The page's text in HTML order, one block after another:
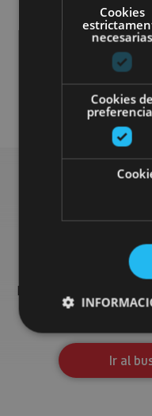
Encuentra planes y
Navarra: actividades
Ir al
Cookies
necesarias
Cookies de